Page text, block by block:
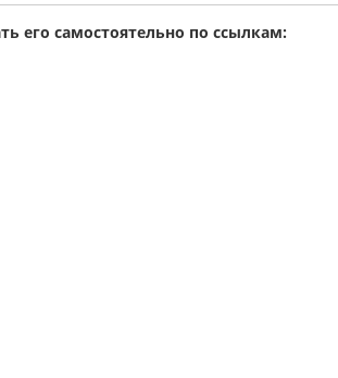
его самостоятельно по ссылкам: